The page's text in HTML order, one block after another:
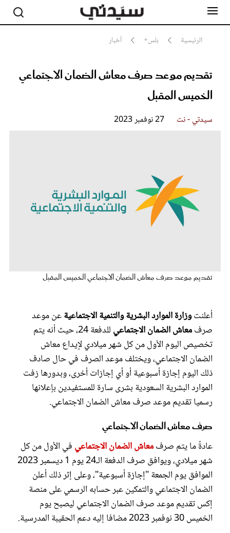
الرئيسية بلس+ أخبار
تقديم موعد صرف معاش الضمان الاجتماعي
الخميس المقبل
سيدتي - نت 27 نوفمبر 2023
تقديم موعد صرف معاش الضمان الاجتماعي الخميس المقبل
أعلنتوزارة الموارد البشرية والتنمية الاجتماعيةعن موعد
صرفمعاش الضمان الاجتماعي
للدفعة 24، حيث أنه يتم
تخصيص اليوم الأول من كل شهر ميلادي لإيداع معاش
الضمان الاجتماعي، ويختلف موعد الصرف في حال صادف
ذلك اليوم إجازة أسبوعية أو أي إجازات أخرى، وبدورها زفت
الموارد البشرية السعودية بشرى سارة للمستفيدين بإعلانها
رسميا تقديم موعد صرف معاش الضمان الاجتماعي.
صرف معاش الضمان الاجتماعي
عادةً ما يتم صرفمعاش الضمان الاجتماعي في الأول من كل
شهر ميلادي، ويوافق صرف الدفعة الـ24 يوم 1 ديسمبر 2023
الموافق يوم الجمعة "إجازة أسبوعية"، وعلى إثر ذلك أعلن
الضمان الاجتماعي والتمكين عبر حسابه الرسمي على منصة
إكس تقديم موعد صرف الضمان الاجتماعي ليصبح يوم
الخميس 30 نوفمبر 2023 مضافا إليه دعم الحقيبة المدرسية.
مشاهير
جمال
سيدتي وطفلك
مطبخ سيدتي
مقالات الرأي
مجلة سيدتي